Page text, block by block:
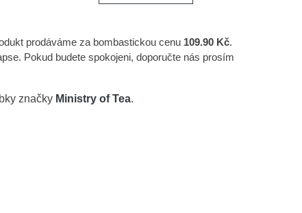
prodáváme za bombastickou cenu 109.90 Kč.
Pokud budete spokojeni, doporučte nás prosím
značky Ministry of Tea.